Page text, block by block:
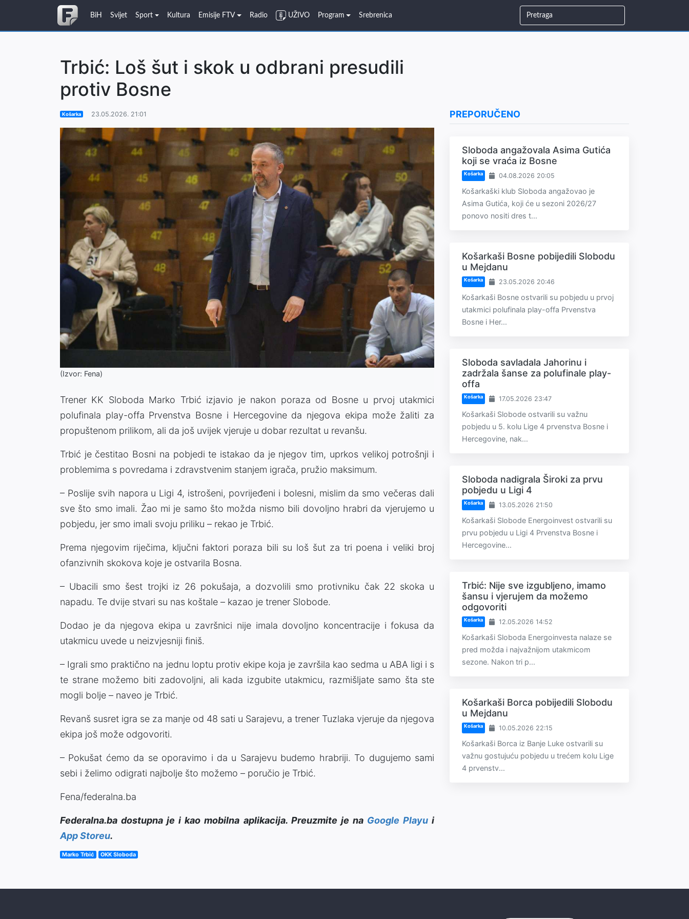
BiH Svijet Sport Kultura Emisije FTV Radio UŽIVO Program Srebrenica
Trbić: Loš šut i skok u odbrani presudili
protiv Bosne
Košarka 23.05.2026. 21:01
(Izvor: Fena)
Trener KK Sloboda Marko Trbić izjavio je nakon poraza od Bosne u prvoj utakmici
polufinala play-offa Prvenstva Bosne i Hercegovine da njegova ekipa može žaliti za
propuštenom prilikom, ali da još uvijek vjeruje u dobar rezultat u revanšu.
Trbić je čestitao Bosni na pobjedi te istakao da je njegov tim, uprkos velikoj potrošnji i
problemima s povredama i zdravstvenim stanjem igrača, pružio maksimum.
– Poslije svih napora u Ligi 4, istrošeni, povrijeđeni i bolesni, mislim da smo večeras dali
sve što smo imali. Žao mi je samo što možda nismo bili dovoljno hrabri da vjerujemo u
pobjedu, jer smo imali svoju priliku – rekao je Trbić.
Prema njegovim riječima, ključni faktori poraza bili su loš šut za tri poena i veliki broj
ofanzivnih skokova koje je ostvarila Bosna.
– Ubacili smo šest trojki iz 26 pokušaja, a dozvolili smo protivniku čak 22 skoka u
napadu. Te dvije stvari su nas koštale – kazao je trener Slobode.
Dodao je da njegova ekipa u završnici nije imala dovoljno koncentracije i fokusa da
utakmicu uvede u neizvjesniji finiš.
– Igrali smo praktično na jednu loptu protiv ekipe koja je završila kao sedma u ABA ligi i s
te strane možemo biti zadovoljni, ali kada izgubite utakmicu, razmišljate samo šta ste
mogli bolje – naveo je Trbić.
Revanš susret igra se za manje od 48 sati u Sarajevu, a trener Tuzlaka vjeruje da njegova
ekipa još može odgovoriti.
– Pokušat ćemo da se oporavimo i da u Sarajevu budemo hrabriji. To dugujemo sami
sebi i želimo odigrati najbolje što možemo – poručio je Trbić.
Fena/federalna.ba
Federalna.ba dostupna je i kao mobilna aplikacija. Preuzmite je na Google Playui
App Storeu.
Marko Trbić OKK Sloboda
PREPORUČENO
Sloboda angažovala Asima Gutića
koji se vraća iz Bosne
Košarka 04.08.2026 20:05
Košarkaški klub Sloboda angažovao je
Asima Gutića, koji će u sezoni 2026/27
ponovo nositi dres t...
Košarkaši Bosne pobijedili Slobodu
u Mejdanu
Košarka 23.05.2026 20:46
Košarkaši Bosne ostvarili su pobjedu u prvoj
utakmici polufinala play-offa Prvenstva
Bosne i Her...
Sloboda savladala Jahorinu i
zadržala šanse za polufinale play-
offa
Košarka 17.05.2026 23:47
Košarkaši Slobode ostvarili su važnu
pobjedu u 5. kolu Lige 4 prvenstva Bosne i
Hercegovine, nak...
Sloboda nadigrala Široki za prvu
pobjedu u Ligi 4
Košarka 13.05.2026 21:50
Košarkaši Slobode Energoinvest ostvarili su
prvu pobjedu u Ligi 4 Prvenstva Bosne i
Hercegovine...
Trbić: Nije sve izgubljeno, imamo
šansu i vjerujem da možemo
odgovoriti
Košarka 12.05.2026 14:52
Košarkaši Sloboda Energoinvesta nalaze se
pred možda i najvažnijom utakmicom
sezone. Nakon tri p...
Košarkaši Borca pobijedili Slobodu
u Mejdanu
Košarka 10.05.2026 22:15
Košarkaši Borca iz Banje Luke ostvarili su
važnu gostujuću pobjedu u trećem kolu Lige
4 prvenstv...